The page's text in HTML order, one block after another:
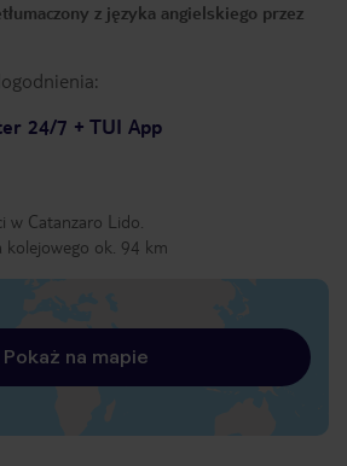
z języka angielskiego przez
24/7 + TUI App
w Catanzaro Lido.
kolejowego ok. 94 km
Pokaż na mapie